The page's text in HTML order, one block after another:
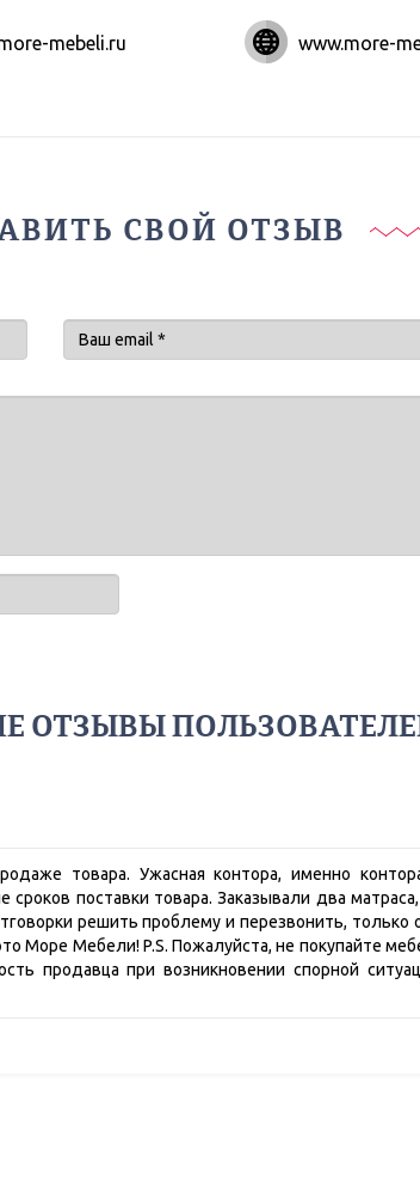
mebeli.ru www.more-
СВОЙ ОТЗЫВ
ОТЗЫВЫ
товара. Ужасная контора, именно
поставки товара. Заказывали два
решить проблему и перезвонить, только
Море Мебели! P.S. Пожалуйста, не покупайте
продавца при возникновении спорной